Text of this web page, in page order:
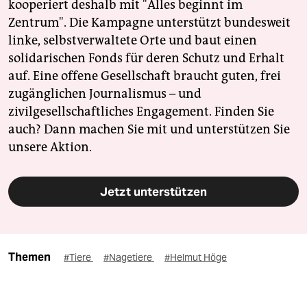
kooperiert deshalb mit "Alles beginnt im
Zentrum". Die Kampagne unterstützt bundesweit
linke, selbstverwaltete Orte und baut einen
solidarischen Fonds für deren Schutz und Erhalt
auf. Eine offene Gesellschaft braucht guten, frei
zugänglichen Journalismus – und
zivilgesellschaftliches Engagement. Finden Sie
auch? Dann machen Sie mit und unterstützen Sie
unsere Aktion.
Jetzt unterstützen
Themen #Tiere #Nagetiere #Helmut Höge